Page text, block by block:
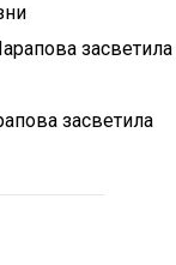
засветила